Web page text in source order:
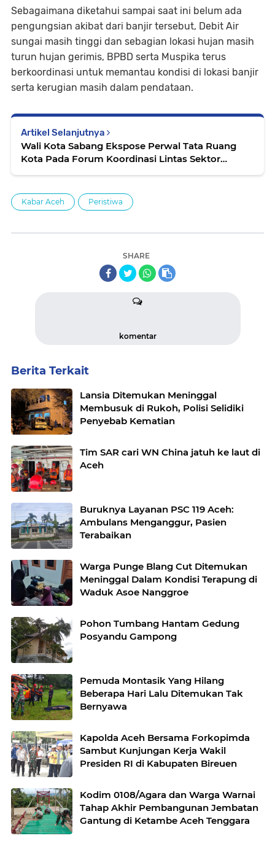
Sebagaimana diketahui sampai saat ini belum ada
pengungsian akibat dari banjir tersebut, Debit Air
sungai masih tinggi dan sebagian lokasi hujan masih
turun hujan gerimis, BPBD serta Muspika terus
berkoordinasi untuk memantau kondisi di lokasi banjir
serta kerugian masih dalam pendataan.
Artikel Selanjutnya
Wali Kota Sabang Ekspose Perwal Tata Ruang
Kota Pada Forum Koordinasi Lintas Sektor
Kabar Aceh Peristiwa
SHARE
komentar
Berita Terkait
Lansia Ditemukan Meninggal
Membusuk di Rukoh, Polisi Selidiki
Penyebab Kematian
Tim SAR cari WN China jatuh ke laut di
Aceh
Buruknya Layanan PSC 119 Aceh:
Ambulans Menganggur, Pasien
Terabaikan
Warga Punge Blang Cut Ditemukan
Meninggal Dalam Kondisi Terapung di
Waduk Asoe Nanggroe
Pohon Tumbang Hantam Gedung
Posyandu Gampong
Pemuda Montasik Yang Hilang
Beberapa Hari Lalu Ditemukan Tak
Bernyawa
Kapolda Aceh Bersama Forkopimda
Sambut Kunjungan Kerja Wakil
Presiden RI di Kabupaten Bireuen
Kodim 0108/Agara dan Warga Warnai
Tahap Akhir Pembangunan Jembatan
Gantung di Ketambe Aceh Tenggara